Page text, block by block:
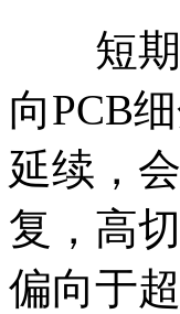
短期
向PCB
延续，
复，高
偏向于